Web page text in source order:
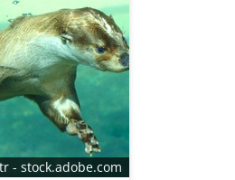
- stock.adobe.com